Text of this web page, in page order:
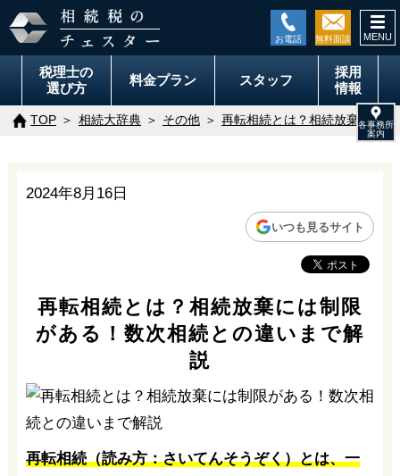
税理士の
選び方
料金プラン スタッフ
採用
情報
TOP 相続大辞典 その他 再転相続とは？相続放棄には
2024年8月16日
いつも見るサイト
再転相続とは？相続放棄には制限
がある！数次相続との違いまで解
説
再転相続（読み方：さいてんそうぞく）とは、一